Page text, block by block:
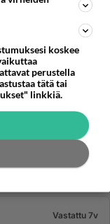
Vastattu 7v
koskee
perustella
tätä tai
linkkiä.